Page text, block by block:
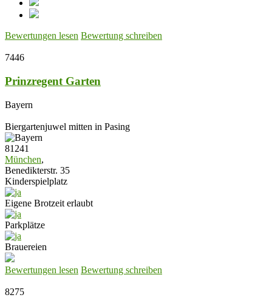
Bewertungen lesen Bewertung schreiben
7446
Prinzregent Garten
Bayern
Biergartenjuwel mitten in Pasing
81241
München,
Benedikterstr. 35
Kinderspielplatz
Eigene Brotzeit erlaubt
Parkplätze
Brauereien
Bewertungen lesen Bewertung schreiben
8275